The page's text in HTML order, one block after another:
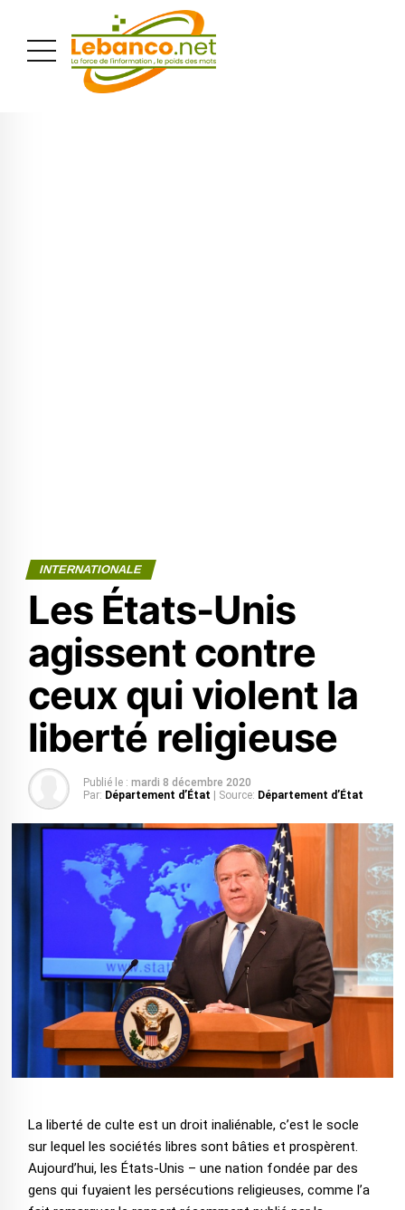
INTERNATIONALE
Les États-Unis
agissent contre
ceux qui violent la
liberté religieuse
Publié le : mardi 8 décembre 2020
Par: Département d’État | Source: Département d’État
La liberté de culte est un droit inaliénable, c’est le socle
sur lequel les sociétés libres sont bâties et prospèrent.
Aujourd’hui, les États-Unis – une nation fondée par des
gens qui fuyaient les persécutions religieuses, comme l’a